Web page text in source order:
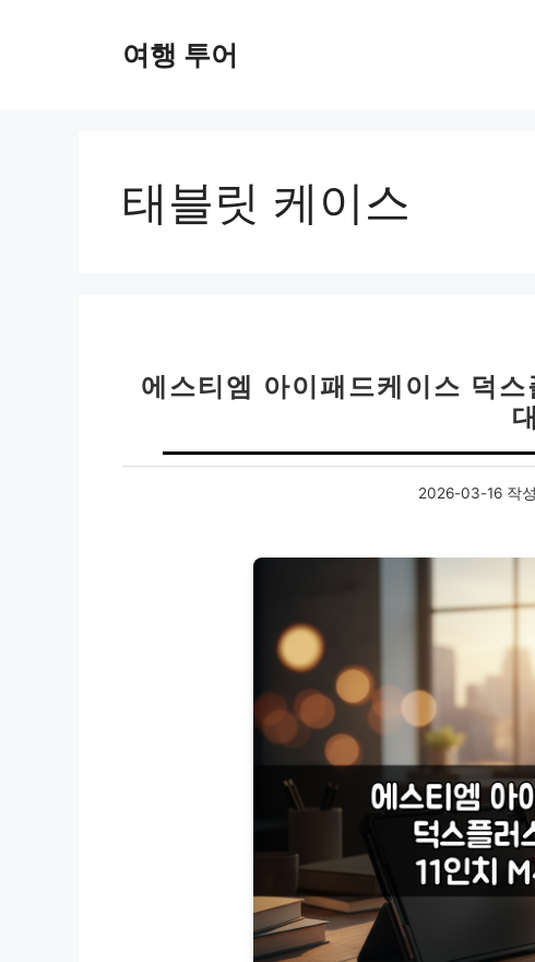
여행 투어
태블릿 케이스
에스티엠 아이패드케이스 덕
대
2026-03-16 작